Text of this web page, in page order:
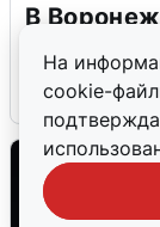
На
cookie-
В
5 августа 0